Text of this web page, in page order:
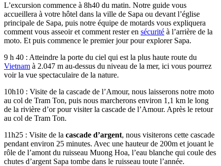
L’excursion commence à 8h40 du matin. Notre guide vous
accueillera à votre hôtel dans la ville de Sapa ou devant l’église
principale de Sapa, puis notre équipe de motards vous expliquera
comment vous asseoir et comment rester en sécurité à l’arrière de la
moto. Et puis commence le premier jour pour explorer Sapa.
9 h 40 : Atteindre la porte du ciel qui est la plus haute route du
Vietnam à 2.047 m au-dessus du niveau de la mer, ici vous pourrez
voir la vue spectaculaire de la nature.
10h10 : Visite de la cascade de l’Amour, nous laisserons notre moto
au col de Tram Ton, puis nous marcherons environ 1,1 km le long
de la rivière d’or pour visiter la cascade de l’Amour. Après le retour
au col de Tram Ton.
11h25 : Visite de la cascade d’argent, nous visiterons cette cascade
pendant environ 25 minutes. Avec une hauteur de 200m et jouant le
rôle de l’amont du ruisseau Muong Hoa, l’eau blanche qui coule des
chutes d’argent Sapa tombe dans le ruisseau toute l’année.